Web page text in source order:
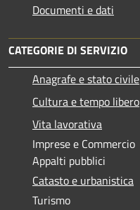
Documenti e dati
CATEGORIE DI SERVIZIO
Anagrafe e stato civile
Cultura e tempo libero
Vita lavorativa
Imprese e Commercio
Appalti pubblici
Catasto e urbanistica
Turismo